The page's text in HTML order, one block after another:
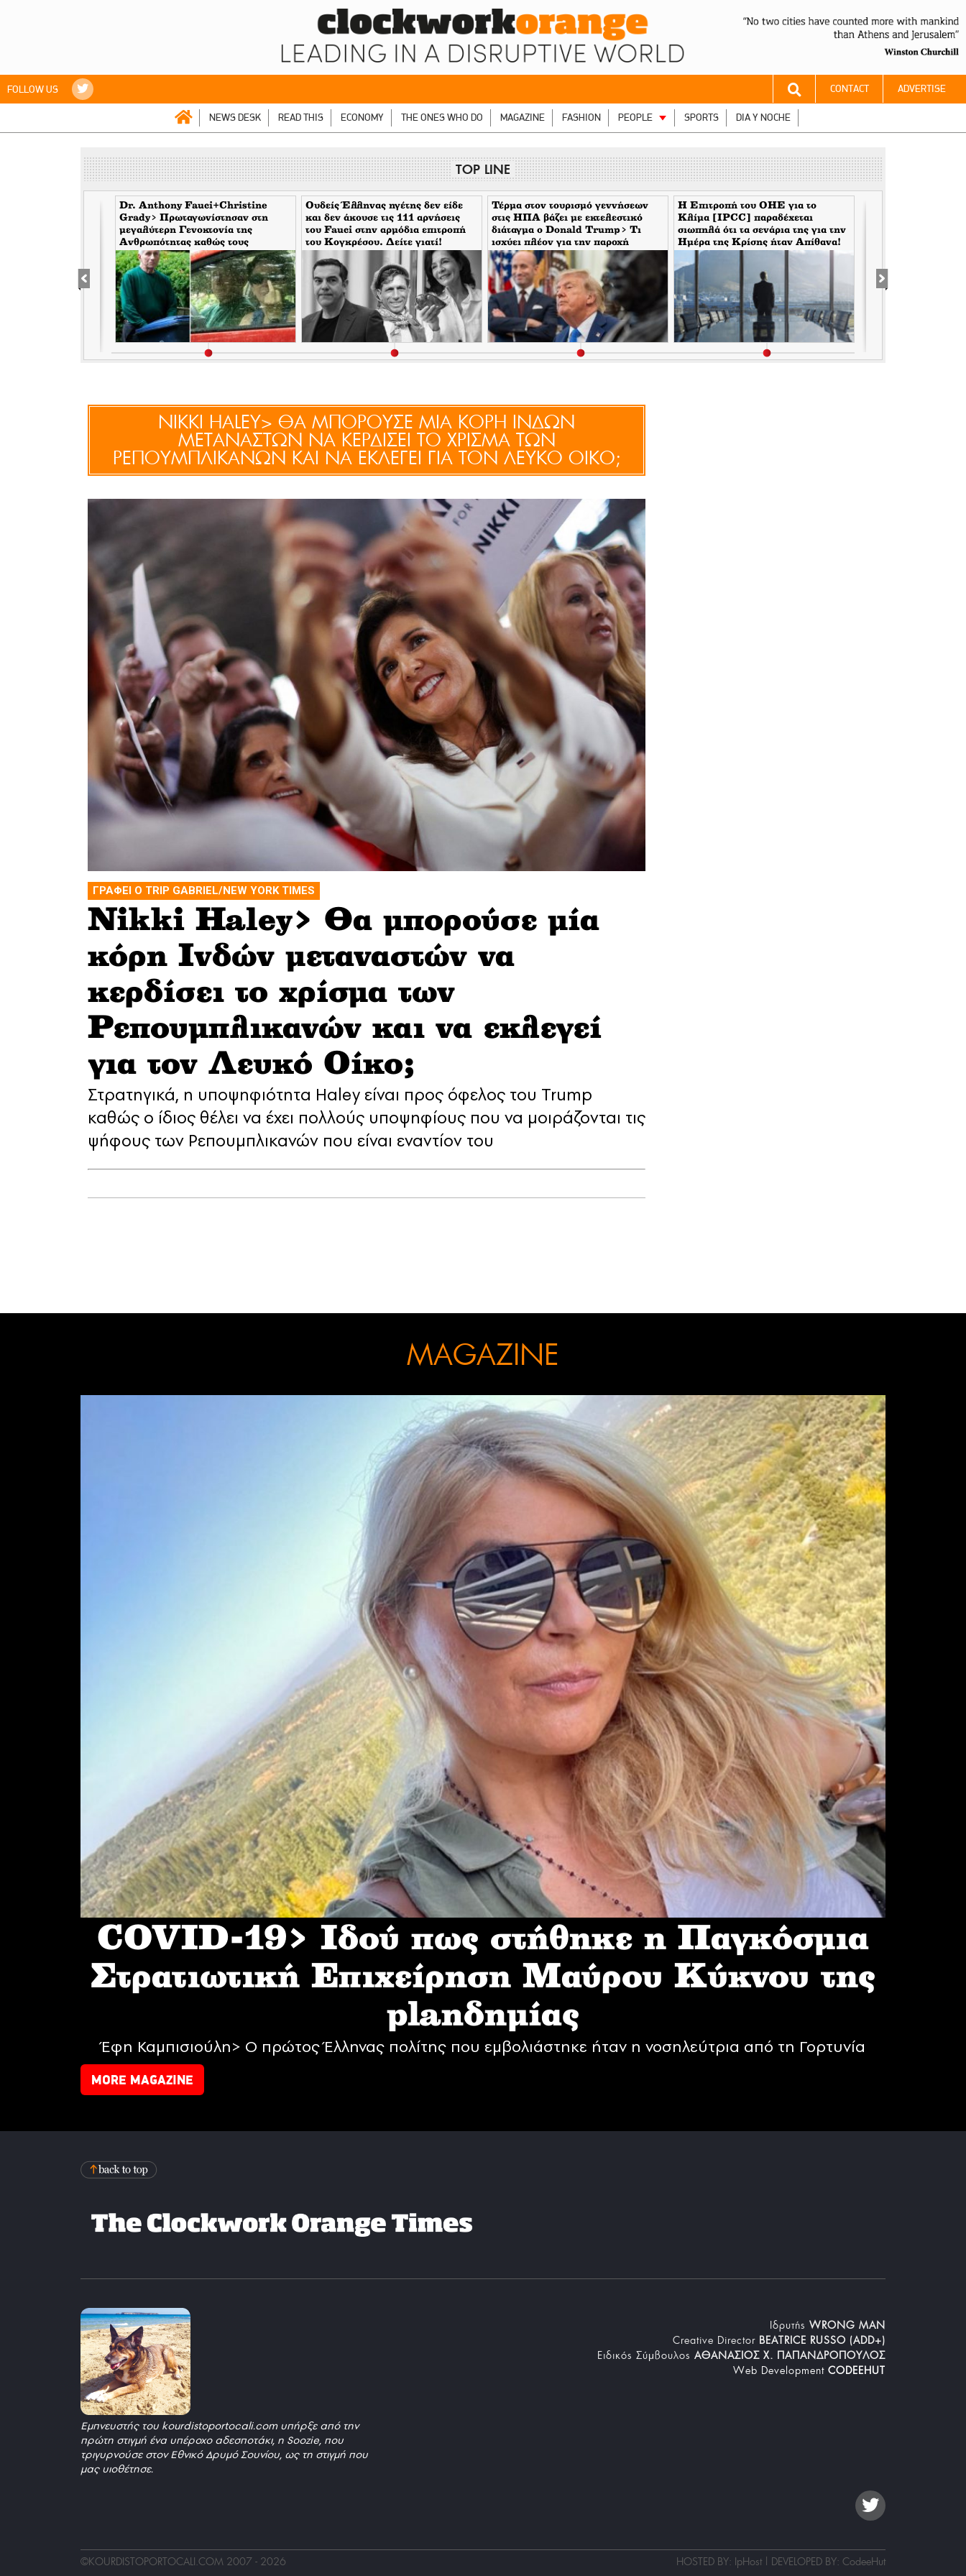
FOLLOW US CONTACT ADVERTISE
NEWS DESK READ THIS ECONOMY THE ONES WHO DO MAGAZINE FASHION PEOPLE SPORTS DIA Y NOCHE
TOP LINE
Dr. Anthony Fauci+Christine
Grady> Πρωταγωνίστησαν στη
μεγαλύτερη Γενοκτονία της
Ανθρωπότητας καθώς τους
κάλυπταν οι μηντιακές ερπύστριες
του deep state. Τώρα η σύζυγος
υψώνει το δάχτυλο στους
φωτορεπόρτερ
Ουδείς Έλληνας ηγέτης δεν είδε
και δεν άκουσε τις 111 αρνήσεις
του Fauci στην αρμόδια επιτροπή
του Κογκρέσου. Δείτε γιατί!
Τέρμα στον τουρισμό γεννήσεων
στις ΗΠΑ βάζει με εκτελεστικό
διάταγμα ο Donald Trump> Τι
ισχύει πλέον για την παροχή
υπηκοότητας
Η Επιτροπή του ΟΗΕ για το
Κλίμα [IPCC] παραδέχεται
σιωπηλά ότι τα σενάρια της για την
Ημέρα της Κρίσης ήταν Aπίθανα!
NIKKI HALEY> ΘΑ ΜΠΟΡΟΥΣΕ ΜΙΑ ΚΟΡΗ ΙΝΔΩΝ
ΜΕΤΑΝΑΣΤΩΝ ΝΑ ΚΕΡΔΙΣΕΙ ΤΟ ΧΡΙΣΜΑ ΤΩΝ
ΡΕΠΟΥΜΠΛΙΚΑΝΩΝ ΚΑΙ ΝΑ ΕΚΛΕΓΕΙ ΓΙΑ ΤΟΝ ΛΕΥΚΟ ΟΙΚΟ;
ΓΡΑΦΕΙ Ο TRIP GABRIEL/NEW YORK TIMES
Nikki Haley> Θα μπορούσε μία
κόρη Ινδών μεταναστών να
κερδίσει το χρίσμα των
Ρεπουμπλικανών και να εκλεγεί
για τον Λευκό Οίκο;
Στρατηγικά, η υποψηφιότητα Haley είναι προς όφελος του Trump
καθώς ο ίδιος θέλει να έχει πολλούς υποψηφίους που να μοιράζονται τις
ψήφους των Ρεπουμπλικανών που είναι εναντίον του
MAGAZINE
COVID-19> Iδού πως στήθηκε η Παγκόσμια
Στρατιωτική Επιχείρηση Mαύρου Κύκνου της
planδημίας
Έφη Καμπισιούλη> Ο πρώτος Έλληνας πολίτης που εμβολιάστηκε ήταν η νοσηλεύτρια από τη Γορτυνία
MORE MAGAZINE
Εμπνευστής του kourdistoportocali.com υπήρξε από την
πρώτη στιγμή ένα υπέροχο αδεσποτάκι, η Soozie, που
τριγυρνούσε στον Εθνικό Δρυμό Σουνίου, ως τη στιγμή που
μας υιοθέτησε.
Iδρυτής WRONG MAN
Creative Director BEATRICE RUSSO (ADD+)
Ειδικός Σύμβουλος ΑΘΑΝΑΣΙΟΣ Χ. ΠΑΠΑΝΔΡΟΠΟΥΛΟΣ
Web Development CODEEHUT
©KOURDISTOPORTOCALI.COM 2007 - 2026 HOSTED BY: IpHost | DEVELOPED BY: CodeeHut